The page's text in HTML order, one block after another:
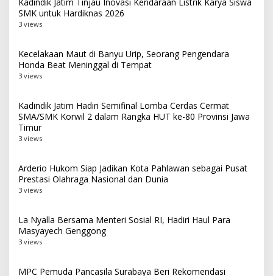
SMK untuk Hardiknas 2026
3 views
Kecelakaan Maut di Banyu Urip, Seorang Pengendara
Honda Beat Meninggal di Tempat
3 views
Kadindik Jatim Hadiri Semifinal Lomba Cerdas Cermat
SMA/SMK Korwil 2 dalam Rangka HUT ke-80 Provinsi Jawa
Timur
3 views
Arderio Hukom Siap Jadikan Kota Pahlawan sebagai Pusat
Prestasi Olahraga Nasional dan Dunia
3 views
La Nyalla Bersama Menteri Sosial RI, Hadiri Haul Para
Masyayech Genggong
3 views
MPC Pemuda Pancasila Surabaya Beri Rekomendasi